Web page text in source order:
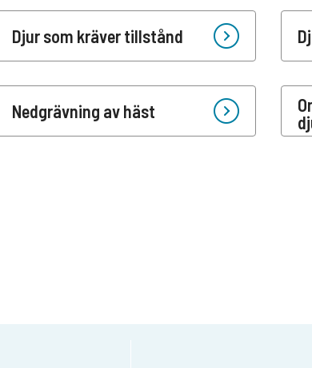
Djur som kräver tillstånd
Nedgrävning av häst